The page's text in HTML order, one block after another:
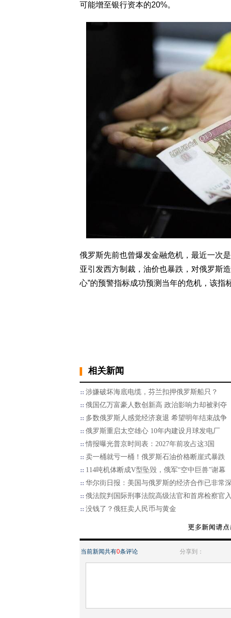
可能增至银行资本的20%。
俄罗斯先前也曾爆发金融危机，最近一次
亚引发西方制裁，油价也暴跌，对俄罗斯
心”的预警指标成功预测当年的危机，该指
相关新闻
涉嫌破坏海底电缆，芬兰扣押俄罗斯船只？
俄国亿万富豪人数创新高 政治影响力却被剥夺
多数俄罗斯人感觉经济衰退 希望明年结束战争
俄罗斯重启太空雄心 10年内建设月球发电厂
情报曝光普京时间表：2027年前攻占这3国
卖一桶就亏一桶！俄罗斯石油价格断崖式暴跌
114吨机体断成V型坠毁，俄军“空中巨兽”谢幕
华尔街日报：美国与俄罗斯的经济合作已非常
俄法院判国际刑事法院高级法官和首席检察官
没钱了？俄狂卖人民币与黄金
当前新闻共有0条评论 分享到：